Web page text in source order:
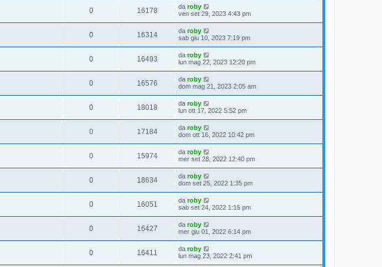
0 16178 da roby
ven set 29, 2023 4:43 pm
0 16314 da roby
sab giu 10, 2023 7:19 pm
0 16493 da roby
lun mag 22, 2023 12:20 pm
0 16576 da roby
dom mag 21, 2023 2:05 am
0 18018 da roby
lun ott 17, 2022 5:52 pm
0 17184 da roby
dom ott 16, 2022 10:42 pm
0 15974 da roby
mer set 28, 2022 12:40 pm
0 18634 da roby
dom set 25, 2022 1:35 pm
0 16051 da roby
sab set 24, 2022 1:15 pm
0 16427 da roby
mer giu 01, 2022 6:14 pm
0 16411 da roby
lun mag 23, 2022 2:41 pm